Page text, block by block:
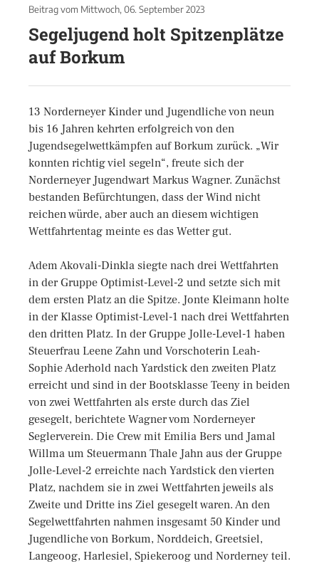
Beitrag vom Mittwoch, 06. September 2023
Segeljugend holt Spitzenplätze
auf Borkum
13 Norderneyer Kinder und Jugendliche von neun
bis 16 Jahren kehrten erfolgreich von den
Jugendsegelwettkämpfen auf Borkum zurück. „Wir
konnten richtig viel segeln“, freute sich der
Norderneyer Jugendwart Markus Wagner. Zunächst
bestanden Befürchtungen, dass der Wind nicht
reichen würde, aber auch an diesem wichtigen
Wettfahrtentag meinte es das Wetter gut.
Adem Akovali-Dinkla siegte nach drei Wettfahrten
in der Gruppe Optimist-Level-2 und setzte sich mit
dem ersten Platz an die Spitze. Jonte Kleimann holte
in der Klasse Optimist-Level-1 nach drei Wettfahrten
den dritten Platz. In der Gruppe Jolle-Level-1 haben
Steuerfrau Leene Zahn und Vorschoterin Leah-
Sophie Aderhold nach Yardstick den zweiten Platz
erreicht und sind in der Bootsklasse Teeny in beiden
von zwei Wettfahrten als erste durch das Ziel
gesegelt, berichtete Wagner vom Norderneyer
Seglerverein. Die Crew mit Emilia Bers und Jamal
Willma um Steuermann Thale Jahn aus der Gruppe
Jolle-Level-2 erreichte nach Yardstick den vierten
Platz, nachdem sie in zwei Wettfahrten jeweils als
Zweite und Dritte ins Ziel gesegelt waren. An den
Segelwettfahrten nahmen insgesamt 50 Kinder und
Jugendliche von Borkum, Norddeich, Greetsiel,
Langeoog, Harlesiel, Spiekeroog und Norderney teil.